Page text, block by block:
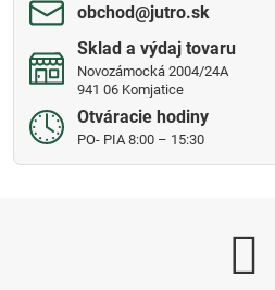
obchod​@jutro​.sk
Sklad a výdaj tovaru
Novozámocká 2004/24A
941 06 Komjatice
Otváracie hodiny
PO- PIA 8:00 – 15:30